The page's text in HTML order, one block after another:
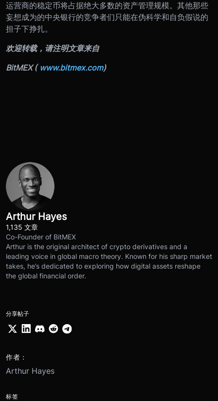
运营商的稳定币将占据绝大多数的资产管理规模。其他那些
妄想成为的中央银行的竞争者们只能在伪科学和自负假说的
担子下挣扎。
欢迎转载，请注明文章来自
BitMEX ( www.bitmex.com)
Arthur Hayes
1,135 文章
Co-Founder of BitMEX
Arthur is the original architect of crypto derivatives and a
leading voice in global macro theory. Known for his sharp market
takes, he’s dedicated to exploring how digital assets reshape
the global financial order.
分享帖子
作者：
Arthur Hayes
标签